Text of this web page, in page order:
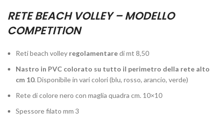
RETE BEACH VOLLEY – MODELLO
COMPETITION
Reti beach volley regolamentaredi mt 8,50
Nastro in PVC colorato su tutto il perimetro della rete alto
cm 10. Disponibile in vari colori (blu, rosso, arancio, verde)
Rete di colore nero con maglia quadra cm. 10×10
Spessore filato mm 3